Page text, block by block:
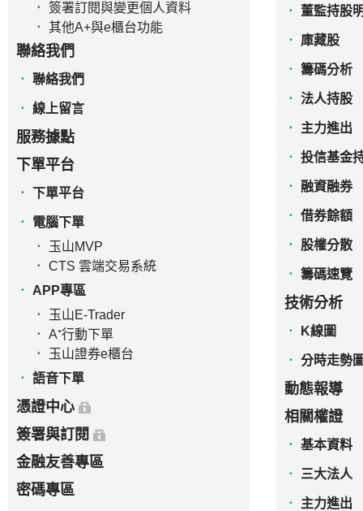
簽署訂閱與變更個人資料
其他A+與e櫃台功能
聯絡我們
聯絡我們
線上留言
服務據點
下單平台
下單平台
電腦下單
玉山MVP
CTS 雲端交易系統
APP專區
玉山E-Trader
A⁺行動下單
玉山證券e櫃台
語音下單
憑證中心
簽署與訂閱
金融友善專區
密碼專區
董監持股
庫藏股
籌碼分析
法人持股
主力進出
投信基金
融資融券
借券餘額
股權分散
籌碼速覽
技術分析
K線圖
分時走勢
動態報導
相關權證
基本資料
三大法人
主力進出